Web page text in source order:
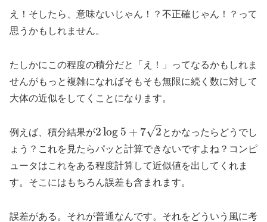
え！そしたら、意味ないじゃん！？不正確じゃん！？って
思うかもしれません。
たしかにこの程度の積分だと「え！」ってなるかもしれま
せんがもっと複雑になればそもそも無限に続く数に対して
大体の近似をしてくことになります。
例えば、積分結果が2log 5 + 7 2
–
√
とかなったらどうでし
ょう？これを見たらパッと計算できないですよね？コンピ
ュータはこれをある程度計算して近似値を出してくれま
す。そこにはもちろん誤差も含まれます。
誤差がある。それが普通なんです。それをどういう風に考